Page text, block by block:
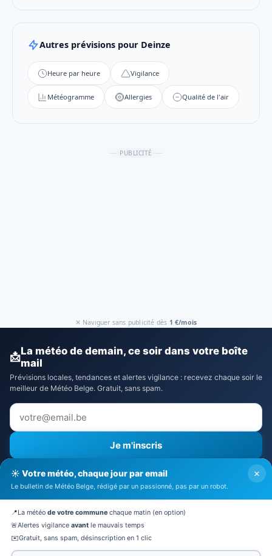
Autres prévisions pour Deinze
Heure par heure Vigilance
Météogramme Allergies Qualité de l'air
PUBLICITÉ
✕ Naviguer sans publicité dès 1 €/mois
📩La météo de demain, ce soir dans votre boîte
mail
Prévisions locales, tendances et alertes vigilance : recevez chaque soir le
meilleur de Météo Belge. Gratuit, sans spam.
Je m'inscris
⚠️ Recevoir aussi les alertes vigilance
J'accepte la
politique de confidentialité
×
☀️ Votre météo, chaque jour par email
Le bulletin de Météo Belge, rédigé par un passionné, pas par un robot.
📍La météo de votre commune chaque matin (en option)
🚨Alertes vigilance avant le mauvais temps
✉️Gratuit, sans spam, désinscription en 1 clic